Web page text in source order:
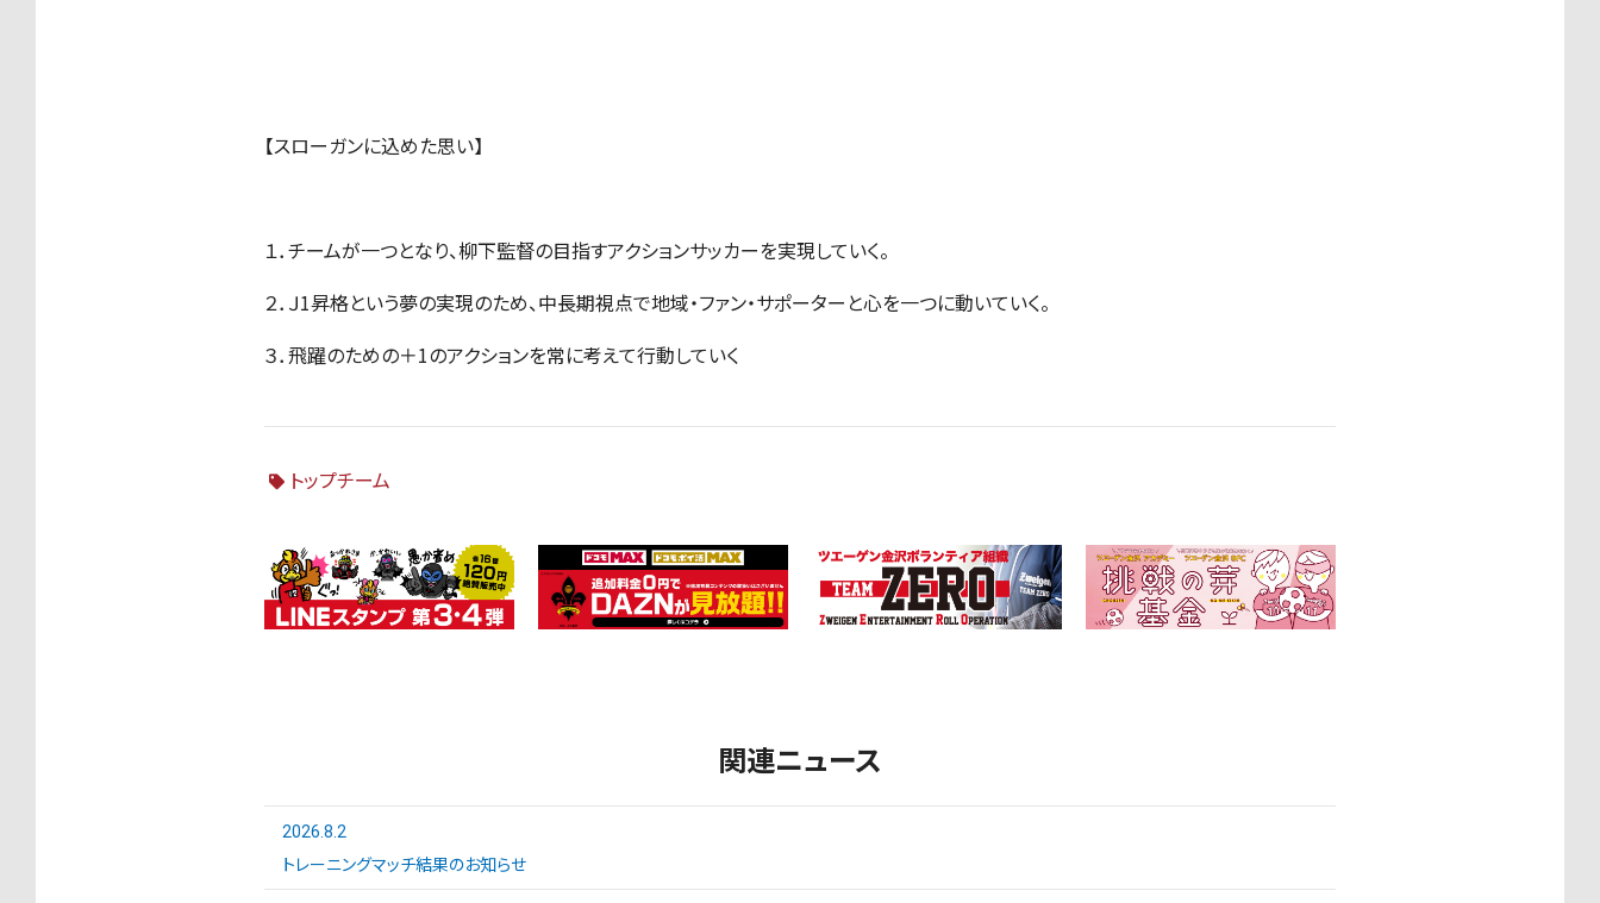
【スローガンに込めた思い】
１．チームが一つとなり、柳下監督の目指すアクションサッカーを実現していく。
２．Ｊ1昇格という夢の実現のため、中長期視点で地域・ファン・サポーターと心を一つに動いていく。
３．飛躍のための＋1のアクションを常に考えて行動していく
トップチーム
関連ニュース
2026.8.2
トレーニングマッチ結果のお知らせ